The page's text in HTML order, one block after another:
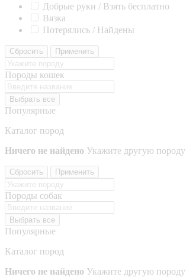
Добрые руки / Взять бесплатно
Вязка
Потерялись / Найдены
Сбросить Применить
Породы кошек
Выбрать все
Популярные
Каталог пород
Ничего не найдено Укажите другую породу
Сбросить Применить
Породы собак
Выбрать все
Популярные
Каталог пород
Ничего не найдено Укажите другую породу